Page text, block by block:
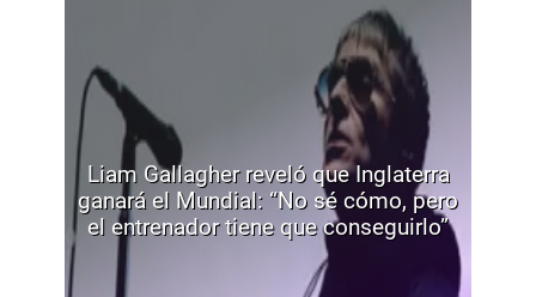
Liam Gallagher reveló que Inglaterra
ganará el Mundial: “No sé cómo, pero
el entrenador tiene que conseguirlo”